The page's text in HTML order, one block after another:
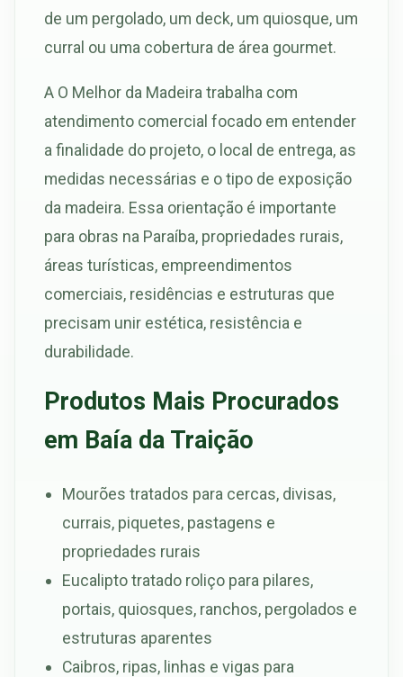
de um pergolado, um deck, um quiosque, um
curral ou uma cobertura de área gourmet.
A O Melhor da Madeira trabalha com
atendimento comercial focado em entender
a finalidade do projeto, o local de entrega, as
medidas necessárias e o tipo de exposição
da madeira. Essa orientação é importante
para obras na Paraíba, propriedades rurais,
áreas turísticas, empreendimentos
comerciais, residências e estruturas que
precisam unir estética, resistência e
durabilidade.
Produtos Mais Procurados
em Baía da Traição
Mourões tratados para cercas, divisas,
currais, piquetes, pastagens e
propriedades rurais
Eucalipto tratado roliço para pilares,
portais, quiosques, ranchos, pergolados e
estruturas aparentes
Caibros, ripas, linhas e vigas para